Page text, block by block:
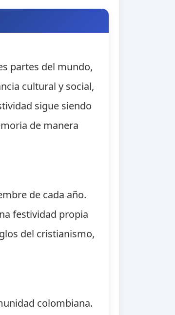
partes del mundo,
cultural y social,
sigue siendo
de manera
de cada año.
festividad propia
del cristianismo,
colombiana.